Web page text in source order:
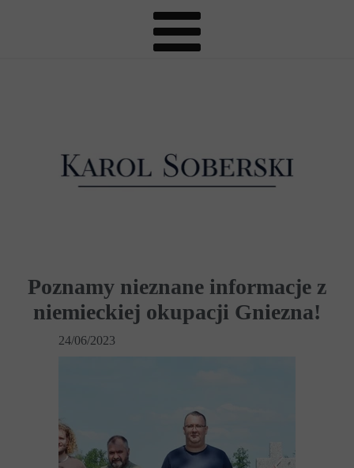
24/06/2023
Poznamy nieznane informacje z
niemieckiej okupacji Gniezna!